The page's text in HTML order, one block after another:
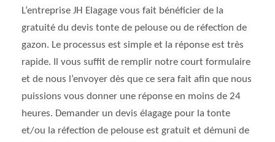
L’entreprise JH Elagage vous fait bénéficier de la
gratuité du devis tonte de pelouse ou de réfection de
gazon. Le processus est simple et la réponse est très
rapide. Il vous suffit de remplir notre court formulaire
et de nous l’envoyer dès que ce sera fait afin que nous
puissions vous donner une réponse en moins de 24
heures. Demander un devis élagage pour la tonte
et/ou la réfection de pelouse est gratuit et démuni de